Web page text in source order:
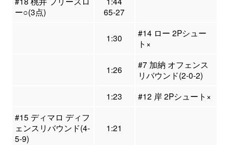
ー○(3点)
65-27
1:30
#14 ロー 2Pシュー
ト×
1:26
#7 加納 オフェンス
リバウンド(2-0-2)
1:23
#12 岸 2Pシュート×
#15 ディマロ ディフ
ェンスリバウンド(4-
5-9)
1:21